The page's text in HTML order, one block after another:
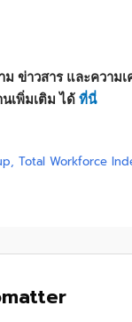
ข่าวสาร และความ
เพิ่มเติม ได้ ที่นี่
, Total Workforce